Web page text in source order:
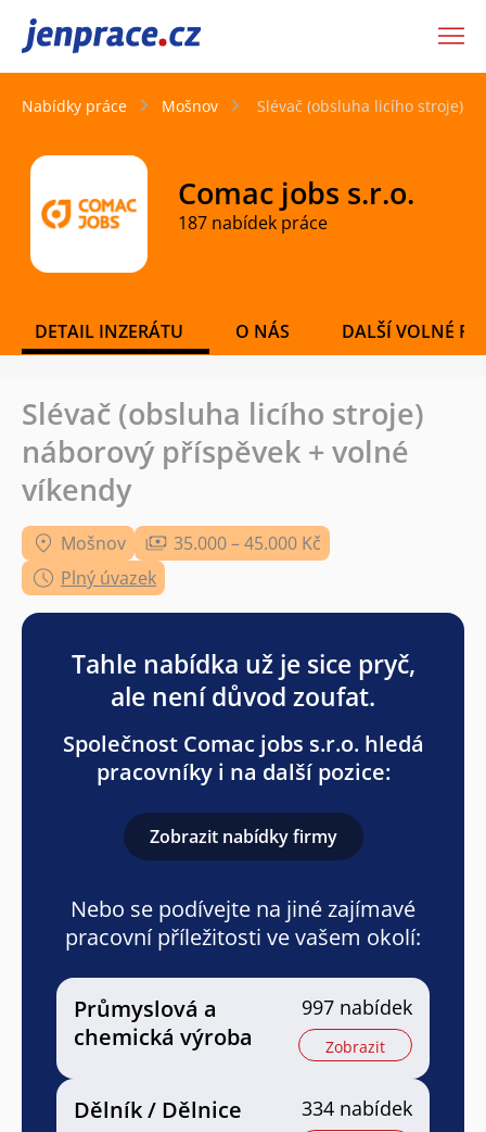
JenPráce.cz
Nabídky práce Mošnov Slévač (obsluha licího stroje)
Comac jobs s.r.o.
187 nabídek práce
DETAIL INZERÁTU O NÁS DALŠÍ VOLNÉ
Slévač (obsluha licího stroje)
náborový příspěvek + volné
víkendy
Mošnov
35.000 – 45.000 Kč
Plný úvazek
Tahle nabídka už je sice pryč,
ale není důvod zoufat.
Společnost Comac jobs s.r.o. hledá
pracovníky i na další pozice:
Zobrazit nabídky firmy
Nebo se podívejte na jiné zajímavé
pracovní příležitosti ve vašem okolí:
Průmyslová a
chemická výroba
997 nabídek
Zobrazit
Dělník / Dělnice 334 nabídek